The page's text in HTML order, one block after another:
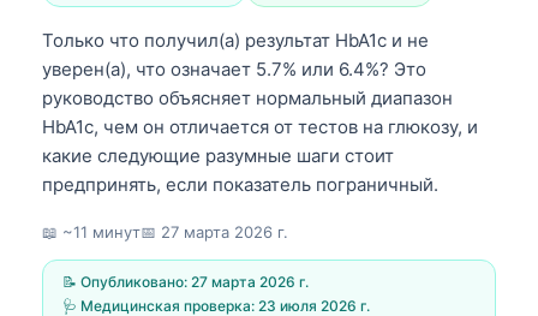
Только что получил(а) результат HbA1c и не
уверен(а), что означает 5.7% или 6.4%? Это
руководство объясняет нормальный диапазон
HbA1c, чем он отличается от тестов на глюкозу, и
какие следующие разумные шаги стоит
предпринять, если показатель пограничный.
📖 ~11 минут📅 27 марта 2026 г.
📝 Опубликовано: 27 марта 2026 г.
🩺 Медицинская проверка: 23 июля 2026 г.